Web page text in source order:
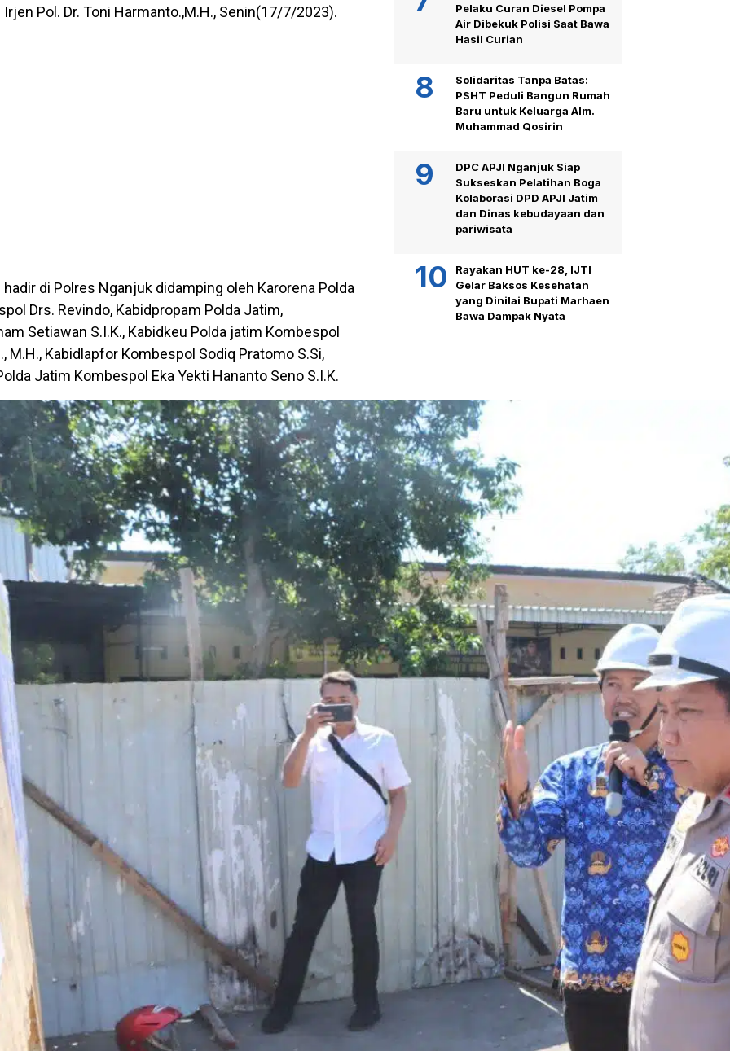
Pol. Dr. Toni Harmanto.,M.H., Senin(17/7/2023).
di Polres Nganjuk didamping oleh Karorena Polda
Drs. Revindo, Kabidpropam Polda Jatim,
Setiawan S.I.K., Kabidkeu Polda jatim Kombespol
M.H., Kabidlapfor Kombespol Sodiq Pratomo S.Si,
Jatim Kombespol Eka Yekti Hananto Seno S.I.K.
Pelaku Curan Diesel Pompa
Air Dibekuk Polisi Saat Bawa
Hasil Curian
Solidaritas Tanpa Batas:
PSHT Peduli Bangun Rumah
Baru untuk Keluarga Alm.
Muhammad Qosirin
DPC APJI Nganjuk Siap
Sukseskan Pelatihan Boga
Kolaborasi DPD APJI Jatim
dan Dinas kebudayaan dan
pariwisata
Rayakan HUT ke-28, IJTI
Gelar Baksos Kesehatan
yang Dinilai Bupati Marhaen
Bawa Dampak Nyata